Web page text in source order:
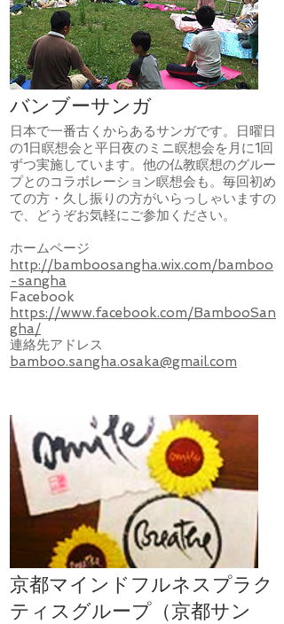
バンブーサンガ
​日本で一番古くからあるサンガです。日曜日
の1日瞑想会と平日夜のミニ瞑想会を月に1回
ずつ実施しています。他の仏教瞑想のグルー
プとのコラボレーション瞑想会も。毎回初め
ての方・久し振りの方がいらっしゃいますの
で、どうぞお気軽にご参加ください。
ホームページ
http://bamboosangha.wix.com/bamboo
-sangha
​Facebook
https://www.facebook.com/BambooSan
gha/
連絡先アドレス
bamboo.sangha.osaka@gmail.com
京都マインドフルネスプラク
ティスグループ（京都サン